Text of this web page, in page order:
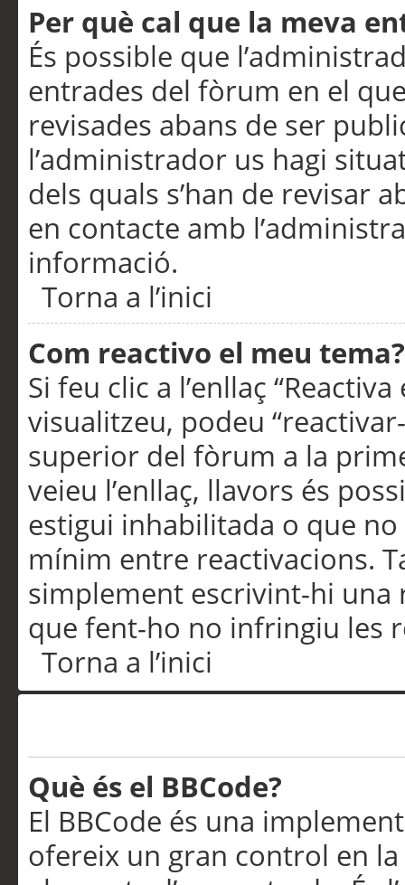
Per què cal que la meva
És possible que
entrades del fòrum en el
revisades abans de ser
l’administrador us hagi
dels quals s’han de revisar
en contacte amb
informació.
Torna a l’inici
Com reactivo el meu tema?
Si feu clic a l’enllaç
visualitzeu, podeu
superior del fòrum a la
veieu l’enllaç, llavors és
estigui inhabilitada o que
mínim entre reactivacions.
simplement escrivint-hi una
que fent-ho no infringiu les
Torna a l’inici
Què és el BBCode?
El BBCode és una
ofereix un gran control en